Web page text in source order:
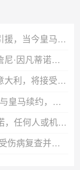
龙塞罗：迪奥曼德是一笔重磅引援，当今皇马坐拥世界独一档攻击线
记者：英足总现已正式撤回对詹尼·因凡蒂诺的支持
迪马济奥：希拉已经提前返回意大利，将接受物理治疗恢复肌肉伤势
HWG！罗马诺：维尼修斯即将与皇马续约，签下为期6年的全新合同
BBC：欧足联仍不信任因凡蒂诺，任何人或机构为他辩护都无济于事
记者：马里奥·希拉返回米兰接受伤病复查并继续康复工作